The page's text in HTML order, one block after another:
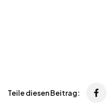
Teile diesen Beitrag: